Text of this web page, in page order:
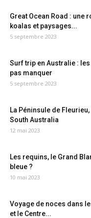
Great Ocean Road : une
koalas et paysages...
5 septembre 2023
Surf trip en Australie :
pas manquer
5 septembre 2023
La Péninsule de
South Australia
12 mai 2023
Les requins, le Grand
bleue ?
10 mai 2023
Voyage de noces dans
et le Centre...